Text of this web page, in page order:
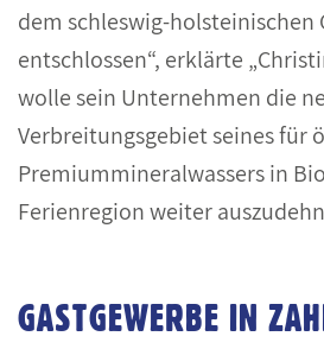
dem schleswig-holsteinischen
entschlossen“, erklärte
wolle sein Unternehmen die
Verbreitungsgebiet seines für
Premiummineralwassers in
Ferienregion weiter
GASTGEWERBE IN